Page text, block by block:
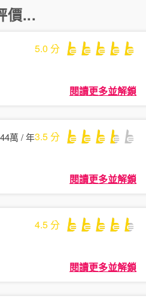
價...
5.0 分
閱讀更多並解鎖
萬 / 年3.5分
閱讀更多並解鎖
4.5分
閱讀更多並解鎖